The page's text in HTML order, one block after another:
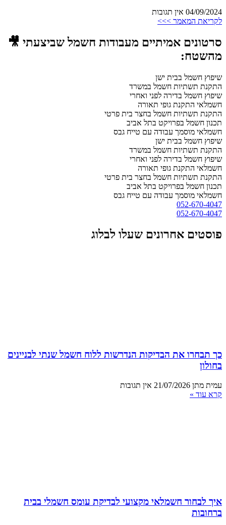
04/09/2024 אין תגובות
לקריאת המאמר >>>
סרטונים אמיתיים מעבודות חשמל שביצעתי 🎥
מהשטח:
שיפוץ חשמל בבית ישן
התקנת תשתיות חשמל במשרד
שיפוץ חשמל בדירה לפני ואחרי
חשמלאי התקנת גופי תאורה
התקנת תשתיות חשמל בחצר בית פרטי
תכנון חשמל בפרויקט בתל אביב
חשמלאי מוסמך עבודה עם טייח גבס
שיפוץ חשמל בבית ישן
התקנת תשתיות חשמל במשרד
שיפוץ חשמל בדירה לפני ואחרי
חשמלאי התקנת גופי תאורה
התקנת תשתיות חשמל בחצר בית פרטי
תכנון חשמל בפרויקט בתל אביב
חשמלאי מוסמך עבודה עם טייח גבס
052-670-4047
052-670-4047
פוסטים אחרונים שעלו לבלוג
כך תבחרו את הבדיקות הנדרשות ללוח חשמל שנתי לבניינים
בחולון
עמית מתן 21/07/2026 אין תגובות
קרא עוד »
איך לבחור חשמלאי מקצועי לבדיקת עומס חשמלי בבית
ברחובות